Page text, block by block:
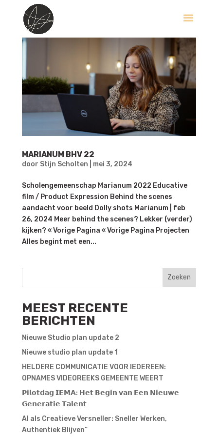
MARIANUM BHV 22
door Stijn Scholten mei 3, 2024
Scholengemeenschap Marianum 2022 Educative
film / Product Expression Behind the scenes
aandacht voor beeld Dolly shots Marianum | feb
26, 2024 Meer behind the scenes? Lekker (verder)
kijken? « Vorige Pagina « Vorige Pagina Projecten
Alles begint met een...
Zoeken
MEEST RECENTE
BERICHTEN
Nieuwe Studio plan update 2
Nieuwe studio plan update 1
HELDERE COMMUNICATIE VOOR IEDEREEN:
OPNAMES VIDEOREEKS GEMEENTE WEERT
𝗣𝗶𝗹𝗼𝘁𝗱𝗮𝗴 𝗜𝗘𝗠𝗔: 𝗛𝗲𝘁 𝗕𝗲𝗴𝗶𝗻 𝘃𝗮𝗻 𝗘𝗲𝗻 𝗡𝗶𝗲𝘂𝘄𝗲
𝗚𝗲𝗻𝗲𝗿𝗮𝘁𝗶𝗲 𝗧𝗮𝗹𝗲𝗻𝘁
AI als Creatieve Versneller: Sneller Werken,
Authentiek Blijven”